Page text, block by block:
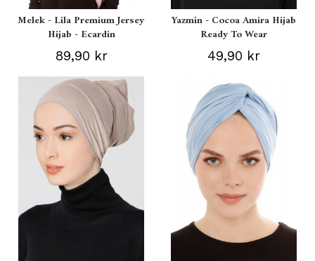
Melek - Lila Premium Jersey
Hijab - Ecardin
89,90 kr
Yazmin - Cocoa Amira Hijab
Ready To Wear
49,90 kr